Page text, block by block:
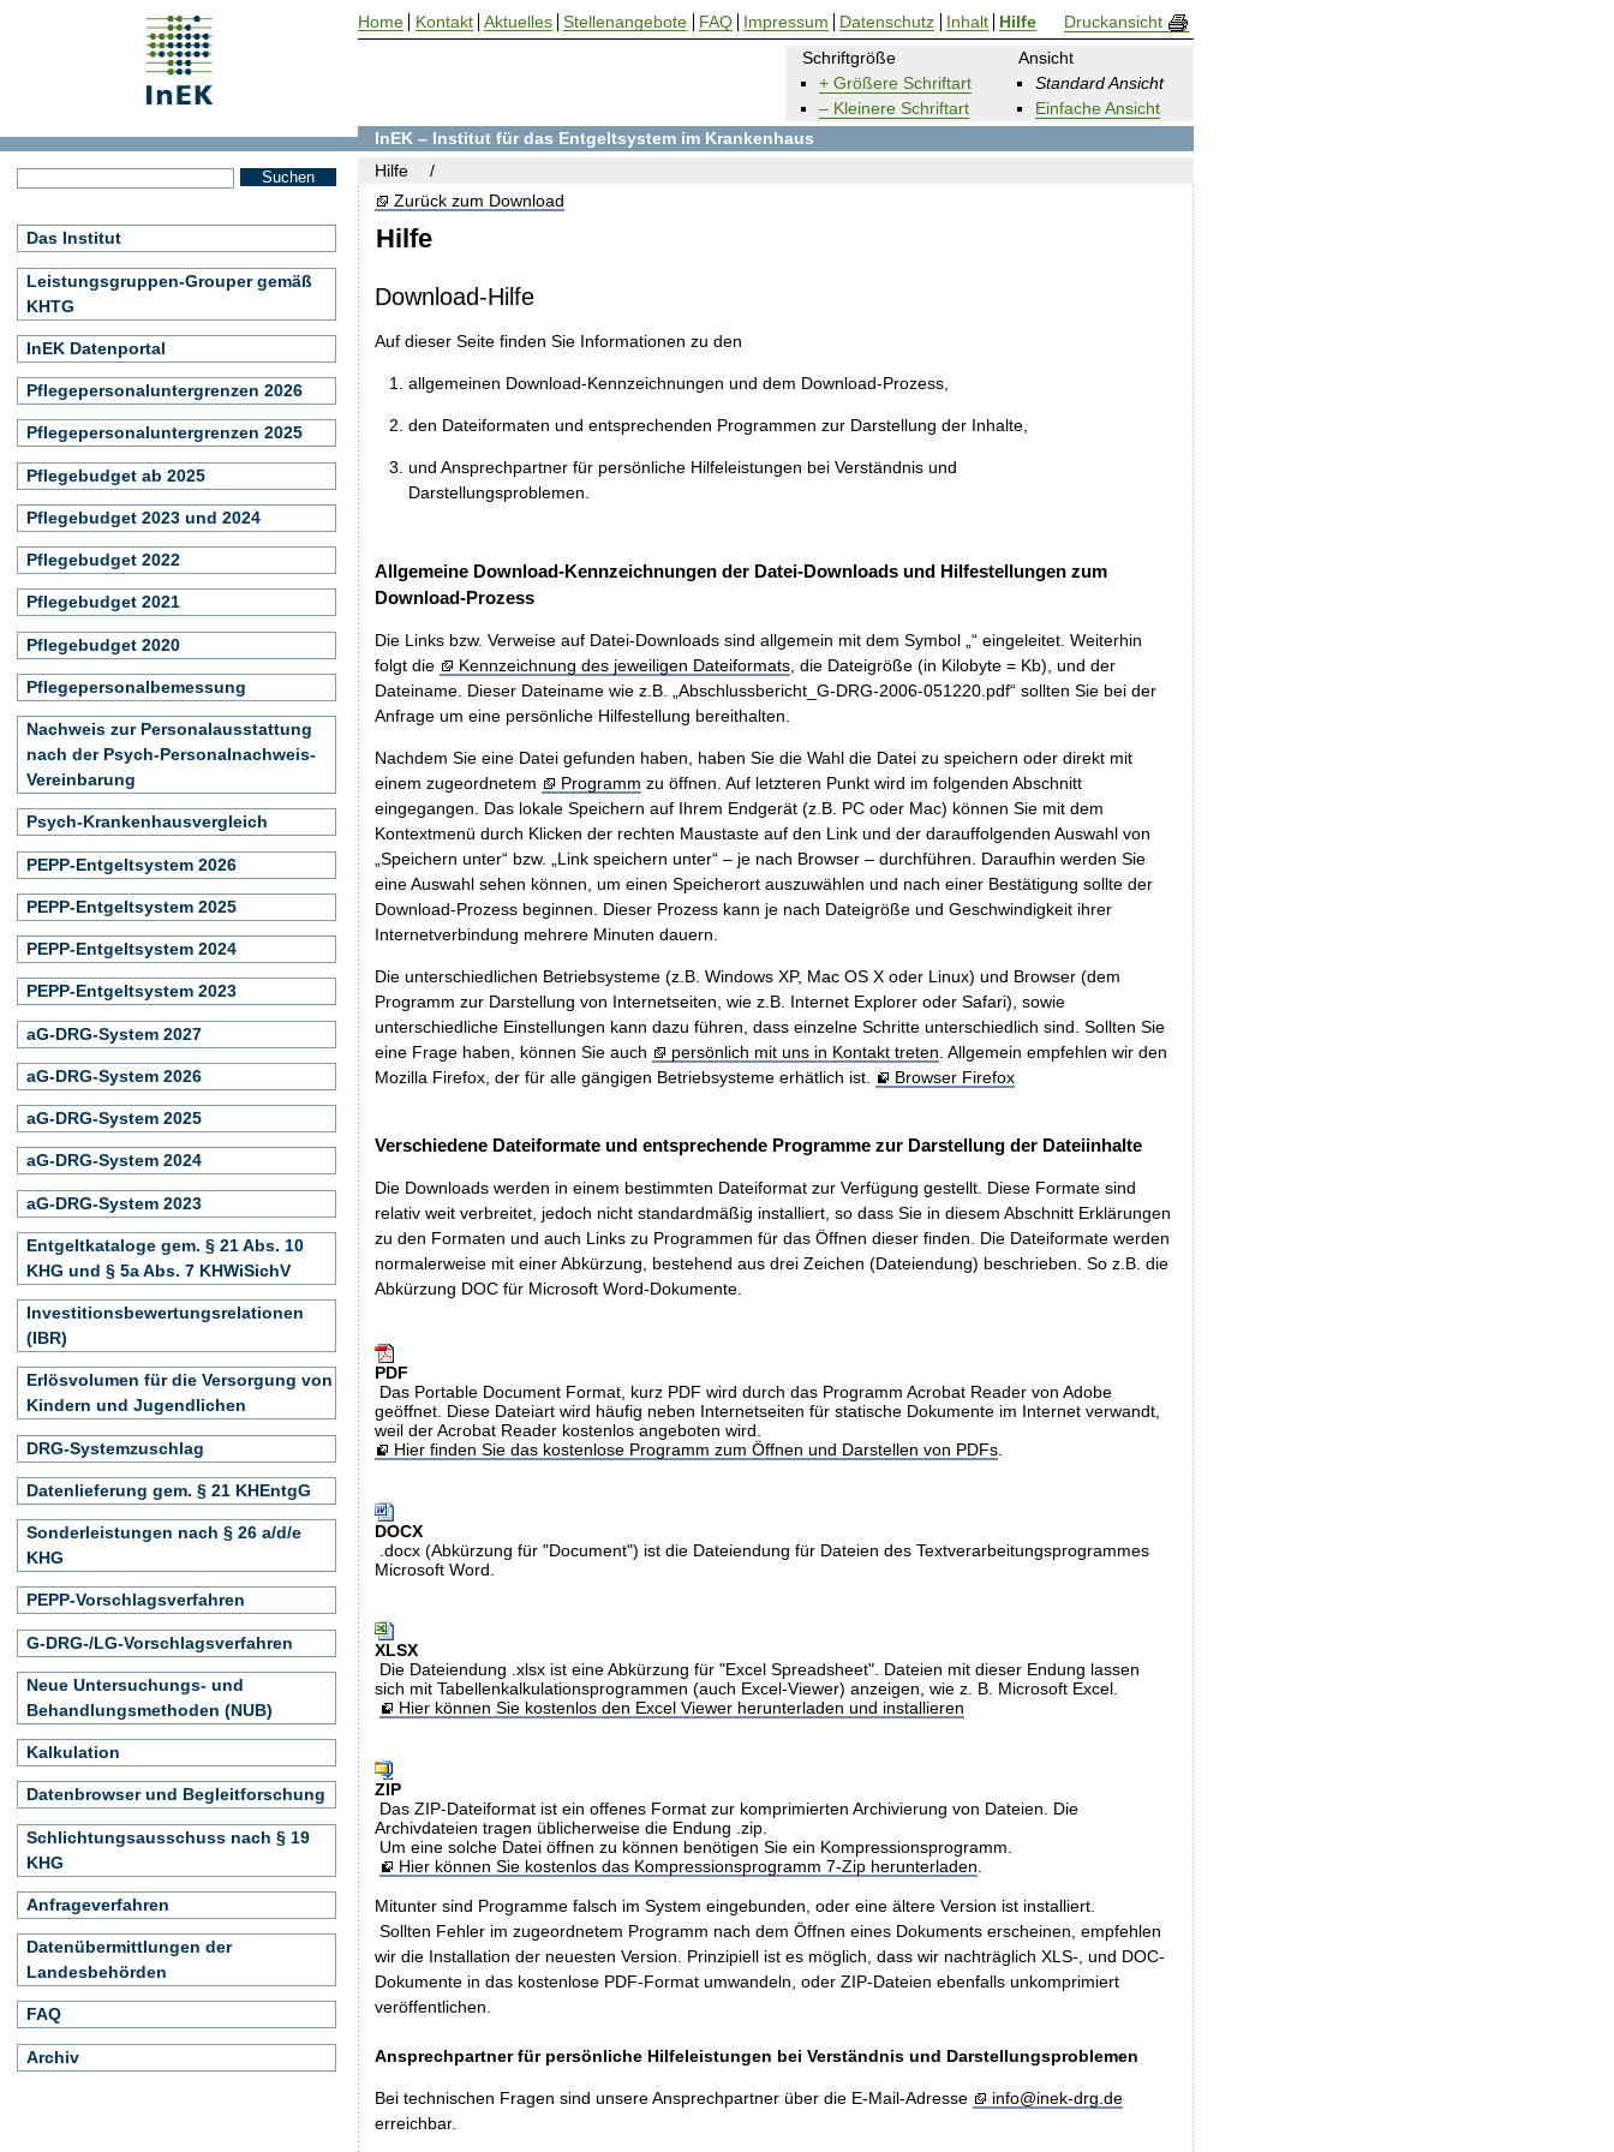
Hilfe
Schriftgröße
+ Größere Schriftart
– Kleinere Schriftart
Ansicht
Standard Ansicht
Einfache Ansicht
Zurück zum Download
Download-Hilfe
Auf dieser Seite finden Sie Informationen zu den
allgemeinen Download-Kennzeichnungen und dem Download-Prozess,
den Dateiformaten und entsprechenden Programmen zur Darstellung der Inhalte,
und Ansprechpartner für persönliche Hilfeleistungen bei Verständnis und
Darstellungsproblemen.
Allgemeine Download-Kennzeichnungen der Datei-Downloads und Hilfestellungen zum
Download-Prozess
Die Links bzw. Verweise auf Datei-Downloads sind allgemein mit dem Symbol „“ eingeleitet. Weiterhin
folgt die
Kennzeichnung des jeweiligen Dateiformats, die Dateigröße (in Kilobyte = Kb), und der
Dateiname. Dieser Dateiname wie z.B. „Abschlussbericht_G-DRG-2006-051220.pdf“ sollten Sie bei der
Anfrage um eine persönliche Hilfestellung bereithalten.
Nachdem Sie eine Datei gefunden haben, haben Sie die Wahl die Datei zu speichern oder direkt mit
einem zugeordnetem
Programm zu öffnen. Auf letzteren Punkt wird im folgenden Abschnitt
eingegangen. Das lokale Speichern auf Ihrem Endgerät (z.B. PC oder Mac) können Sie mit dem
Kontextmenü durch Klicken der rechten Maustaste auf den Link und der darauffolgenden Auswahl von
„Speichern unter“ bzw. „Link speichern unter“ – je nach Browser – durchführen. Daraufhin werden Sie
eine Auswahl sehen können, um einen Speicherort auszuwählen und nach einer Bestätigung sollte der
Download-Prozess beginnen. Dieser Prozess kann je nach Dateigröße und Geschwindigkeit ihrer
Internetverbindung mehrere Minuten dauern.
Die unterschiedlichen Betriebsysteme (z.B. Windows XP, Mac OS X oder Linux) und Browser (dem
Programm zur Darstellung von Internetseiten, wie z.B. Internet Explorer oder Safari), sowie
unterschiedliche Einstellungen kann dazu führen, dass einzelne Schritte unterschiedlich sind. Sollten Sie
eine Frage haben, können Sie auch
persönlich mit uns in Kontakt treten . Allgemein empfehlen wir den
Mozilla Firefox, der für alle gängigen Betriebsysteme erhätlich ist.
Browser Firefox
Verschiedene Dateiformate und entsprechende Programme zur Darstellung der Dateiinhalte
Die Downloads werden in einem bestimmten Dateiformat zur Verfügung gestellt. Diese Formate sind
relativ weit verbreitet, jedoch nicht standardmäßig installiert, so dass Sie in diesem Abschnitt Erklärungen
zu den Formaten und auch Links zu Programmen für das Öffnen dieser finden. Die Dateiformate werden
normalerweise mit einer Abkürzung, bestehend aus drei Zeichen (Dateiendung) beschrieben. So z.B. die
Abkürzung DOC für Microsoft Word-Dokumente.
PDF
Das Portable Document Format, kurz PDF wird durch das Programm Acrobat Reader von Adobe
geöffnet. Diese Dateiart wird häufig neben Internetseiten für statische Dokumente im Internet verwandt,
weil der Acrobat Reader kostenlos angeboten wird.
Hier finden Sie das kostenlose Programm zum Öffnen und Darstellen von PDFs.
DOCX
.docx (Abkürzung für "Document") ist die Dateiendung für Dateien des Textverarbeitungsprogrammes
Microsoft Word.
XLSX
Die Dateiendung .xlsx ist eine Abkürzung für "Excel Spreadsheet". Dateien mit dieser Endung lassen
sich mit Tabellenkalkulationsprogrammen (auch Excel-Viewer) anzeigen, wie z. B. Microsoft Excel.
Hier können Sie kostenlos den Excel Viewer herunterladen und installieren
ZIP
Das ZIP-Dateiformat ist ein offenes Format zur komprimierten Archivierung von Dateien. Die
Archivdateien tragen üblicherweise die Endung .zip.
Um eine solche Datei öffnen zu können benötigen Sie ein Kompressionsprogramm.
Hier können Sie kostenlos das Kompressionsprogramm 7-Zip herunterladen
Mitunter sind Programme falsch im System eingebunden, oder eine ältere Version ist installiert.
Sollten Fehler im zugeordnetem Programm nach dem Öffnen eines Dokuments erscheinen, empfehlen
wir die Installation der neuesten Version. Prinzipiell ist es möglich, dass wir nachträglich XLS-, und DOC-
Dokumente in das kostenlose PDF-Format umwandeln, oder ZIP-Dateien ebenfalls unkomprimiert
veröffentlichen.
Ansprechpartner für persönliche Hilfeleistungen bei Verständnis und Darstellungsproblemen
Bei technischen Fragen sind unsere Ansprechpartner über die E-Mail-Adresse
info@inek-drg.de
erreichbar.
InEK – Institut für das Entgeltsystem im Krankenhaus
Hilfe
Das Institut
Leistungsgruppen-Grouper gemäß
KHTG
InEK Datenportal
Pflegepersonaluntergrenzen 2026
Pflegepersonaluntergrenzen 2025
Pflegebudget ab 2025
Pflegebudget 2023 und 2024
Pflegebudget 2022
Pflegebudget 2021
Pflegebudget 2020
Pflegepersonalbemessung
Nachweis zur Personalausstattung
nach der Psych-Personalnachweis-
Vereinbarung
Psych-Krankenhausvergleich
PEPP-Entgeltsystem 2026
PEPP-Entgeltsystem 2025
PEPP-Entgeltsystem 2024
PEPP-Entgeltsystem 2023
aG-DRG-System 2027
aG-DRG-System 2026
aG-DRG-System 2025
aG-DRG-System 2024
aG-DRG-System 2023
Entgeltkataloge gem. § 21 Abs. 10
KHG und § 5a Abs. 7 KHWiSichV
Investitionsbewertungsrelationen
(IBR)
Erlösvolumen für die Versorgung von
Kindern und Jugendlichen
DRG-Systemzuschlag
Datenlieferung gem. § 21 KHEntgG
Sonderleistungen nach § 26 a/d/e
KHG
PEPP-Vorschlagsverfahren
G-DRG-/LG-Vorschlagsverfahren
Neue Untersuchungs- und
Behandlungsmethoden (NUB)
Kalkulation
Datenbrowser und Begleitforschung
Schlichtungsausschuss nach § 19
KHG
Anfrageverfahren
Datenübermittlungen der
Landesbehörden
FAQ
Archiv
Home Kontakt Aktuelles Stellenangebote FAQ Impressum Datenschutz Inhalt Hilfe Druckansicht